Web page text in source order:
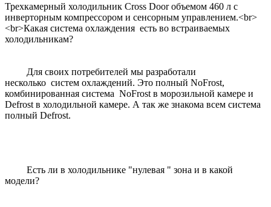
Трехкамерный холодильник Cross Door объемом 460 л с
инверторным компрессором и сенсорным управлением.<br>
<br>Какая система охлаждения есть во встраиваемых
холодильникам?
Для своих потребителей мы разработали
несколько систем охлаждений. Это полный NoFrost,
комбинированная система NoFrost в морозильной камере и
Defrost в холодильной камере. А так же знакома всем система
полный Defrost.
Есть ли в холодильнике "нулевая " зона и в какой
модели?